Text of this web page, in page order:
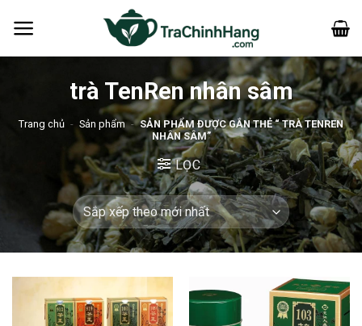
qua
trà TenRen nhân sâm
Trang chủ - Sản phẩm - SẢN PHẨM ĐƯỢC GẮN THẺ “ TRÀ TENREN
NHÂN SÂM”
LỌC